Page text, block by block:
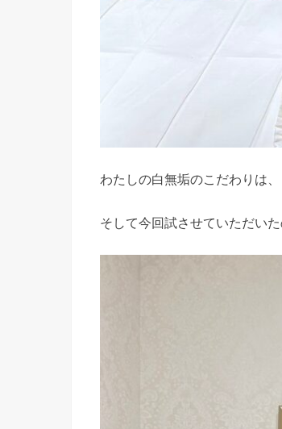
わたしの白無垢のこだわりは
そして今回試させていただい